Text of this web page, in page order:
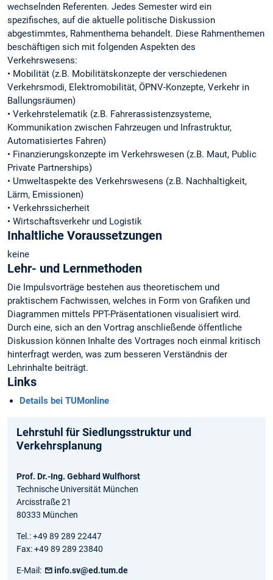
wechselnden Referenten. Jedes Semester wird ein
spezifisches, auf die aktuelle politische Diskussion
abgestimmtes, Rahmenthema behandelt. Diese Rahmenthemen
beschäftigen sich mit folgenden Aspekten des
Verkehrswesens:
• Mobilität (z.B. Mobilitätskonzepte der verschiedenen
Verkehrsmodi, Elektromobilität, ÖPNV-Konzepte, Verkehr in
Ballungsräumen)
• Verkehrstelematik (z.B. Fahrerassistenzsysteme,
Kommunikation zwischen Fahrzeugen und Infrastruktur,
Automatisiertes Fahren)
• Finanzierungskonzepte im Verkehrswesen (z.B. Maut, Public
Private Partnerships)
• Umweltaspekte des Verkehrswesens (z.B. Nachhaltigkeit,
Lärm, Emissionen)
• Verkehrssicherheit
• Wirtschaftsverkehr und Logistik
Inhaltliche Voraussetzungen
keine
Lehr- und Lernmethoden
Die Impulsvorträge bestehen aus theoretischem und
praktischem Fachwissen, welches in Form von Grafiken und
Diagrammen mittels PPT-Präsentationen visualisiert wird.
Durch eine, sich an den Vortrag anschließende öffentliche
Diskussion können Inhalte des Vortrages noch einmal kritisch
hinterfragt werden, was zum besseren Verständnis der
Lehrinhalte beiträgt.
Links
Details bei TUMonline
Lehrstuhl für Siedlungsstruktur und
Verkehrsplanung
Prof. Dr.-Ing. Gebhard Wulfhorst
Technische Universität München
Arcisstraße 21
80333 München
Tel.: +49 89 289 22447
Fax: +49 89 289 23840
E-Mail: info.sv@ed.tum.de